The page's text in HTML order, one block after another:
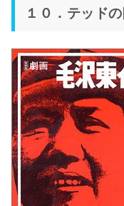
１０．テッド